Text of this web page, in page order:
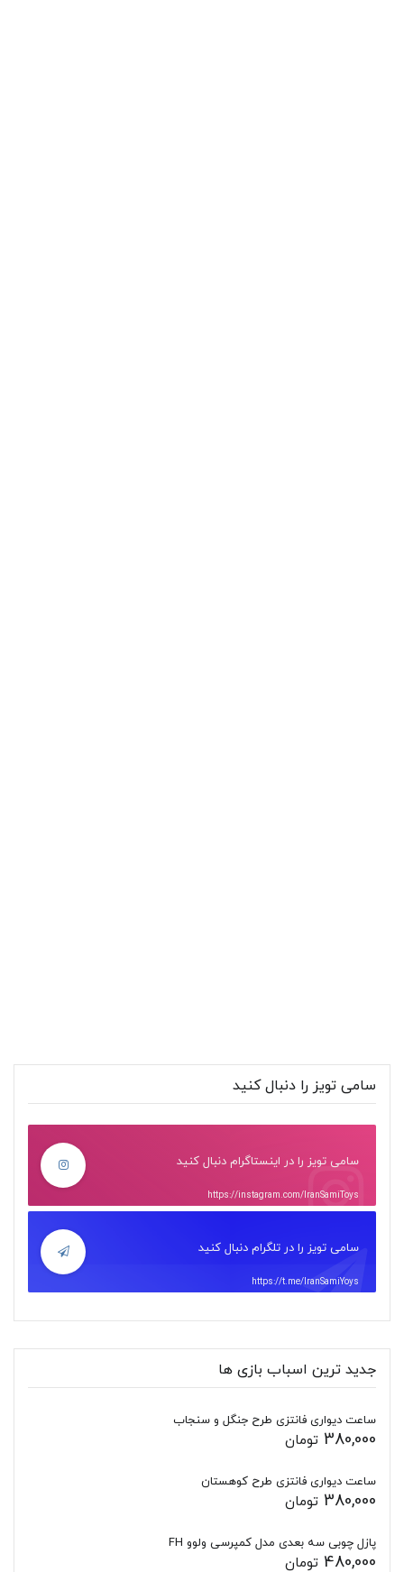
سامی تویز را دنبال کنید
سامی تویز را در اینستاگرام دنبال کنید
https://instagram.com/IranSamiToys
سامی تویز را در تلگرام دنبال کنید
https://t.me/IranSamiYoys
جدید ترین اسباب بازی ها
ساعت دیواری فانتزی طرح جنگل و سنجاب
380,000 تومان
ساعت دیواری فانتزی طرح کوهستان
380,000 تومان
پازل چوبی سه بعدی مدل کمپرسی ولوو FH
480,000 تومان